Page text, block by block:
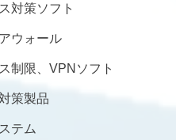
対策ソフト
ウォール
制限、VPNソフト
策製品
テム